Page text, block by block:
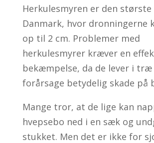
Herkulesmyren er den
Danmark, hvor dronningerne
op til 2 cm. Problemer med
herkulesmyrer kræver en
bekæmpelse, da de lever i træ
forårsage betydelig skade på
Mange tror, at de lige kan
hvepsebo ned i en sæk og
stukket. Men det er ikke for